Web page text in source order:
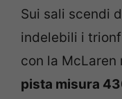
Sui sali scendi
indelebili i
con la McLaren
pista misura